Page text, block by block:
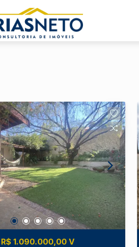
R$ 1.090.000,00 V